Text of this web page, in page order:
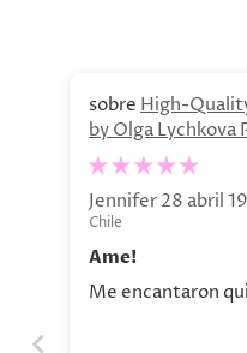
High-
by Olga Lychkova
Jennifer 28 abril
Chile
Ame!
Me encantaron